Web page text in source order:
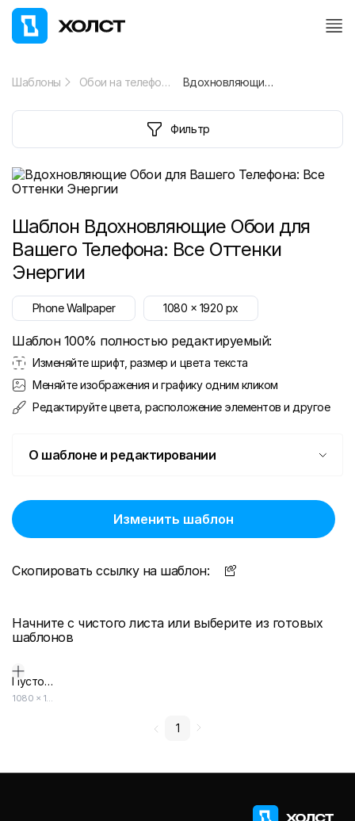
Шаблоны Обои на телефон Вдохновляющие Обои для Вашего Телефона: Все Оттенки Энергии
Фильтр
Шаблон Вдохновляющие Обои для
Вашего Телефона: Все Оттенки
Энергии
Phone Wallpaper 1080 x 1920 px
Шаблон 100% полностью редактируемый:
Изменяйте шрифт, размер и цвета текста
Меняйте изображения и графику одним кликом
Редактируйте цвета, расположение элементов и другое
О шаблоне и редактировании
Изменить шаблон
Скопировать ссылку на шаблон:
Начните с чистого листа или выберите из готовых
шаблонов
Пустой дизайн-макет
1080 × 1920
1